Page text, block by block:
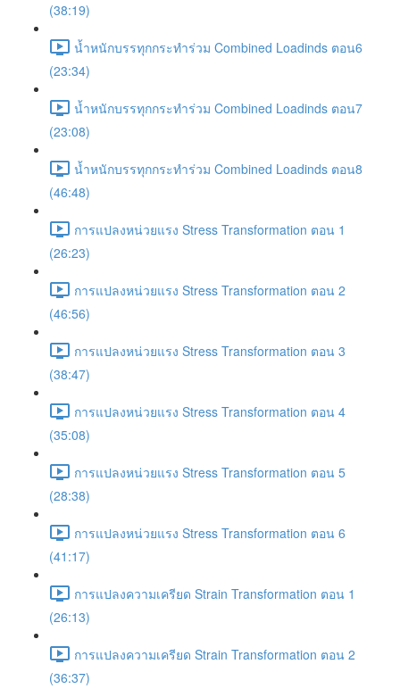
(38:19)
น้ำหนักบรรทุกกระทำร่วม Combined Loadinds ตอน6
(23:34)
น้ำหนักบรรทุกกระทำร่วม Combined Loadinds ตอน7
(23:08)
น้ำหนักบรรทุกกระทำร่วม Combined Loadinds ตอน8
(46:48)
การแปลงหน่วยแรง Stress Transformation ตอน 1
(26:23)
การแปลงหน่วยแรง Stress Transformation ตอน 2
(46:56)
การแปลงหน่วยแรง Stress Transformation ตอน 3
(38:47)
การแปลงหน่วยแรง Stress Transformation ตอน 4
(35:08)
การแปลงหน่วยแรง Stress Transformation ตอน 5
(28:38)
การแปลงหน่วยแรง Stress Transformation ตอน 6
(41:17)
การแปลงความเครียด Strain Transformation ตอน 1
(26:13)
การแปลงความเครียด Strain Transformation ตอน 2
(36:37)